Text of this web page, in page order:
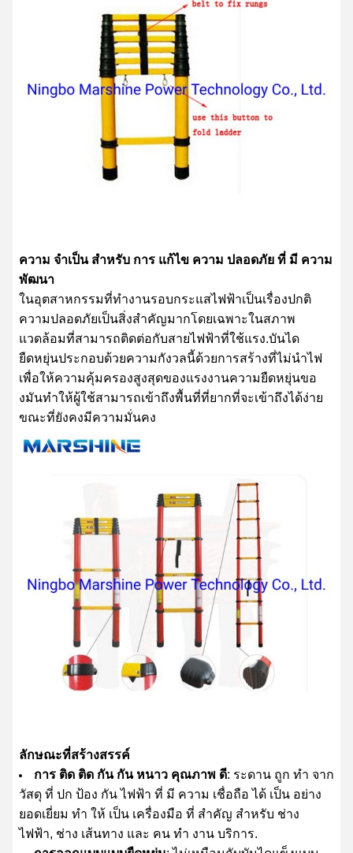
ความ จําเป็น สําหรับ การ แก้ไข ความ ปลอดภัย ที่ มี ความ
พัฒนา
ในอุตสาหกรรมที่ทํางานรอบกระแสไฟฟ้าเป็นเรื่องปกติ
ความปลอดภัยเป็นสิ่งสําคัญมากโดยเฉพาะในสภาพ
แวดล้อมที่สามารถติดต่อกับสายไฟฟ้าที่ใช้แรง.บันได
ยืดหยุ่นประกอบด้วยความกังวลนี้ด้วยการสร้างที่ไม่นําไฟ
เพื่อให้ความคุ้มครองสูงสุดของแรงงานความยืดหยุ่นขอ
งมันทําให้ผู้ใช้สามารถเข้าถึงพื้นที่ที่ยากที่จะเข้าถึงได้ง่าย
ขณะที่ยังคงมีความมั่นคง
ลักษณะที่สร้างสรรค์
การ ติด ติด กัน กัน หนาว คุณภาพ ดี: ระดาน ถูก ทํา จาก
วัสดุ ที่ ปก ป้อง กัน ไฟฟ้า ที่ มี ความ เชื่อถือ ได้ เป็น อย่าง
ยอดเยี่ยม ทํา ให้ เป็น เครื่องมือ ที่ สําคัญ สําหรับ ช่าง
ไฟฟ้า, ช่าง เส้นทาง และ คน ทํา งาน บริการ.